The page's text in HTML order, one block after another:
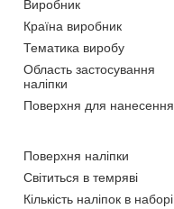
Виробник
Країна виробник
Тематика виробу
Область застосування
наліпки
Поверхня для нанесення
Поверхня наліпки
Світиться в темряві
Кількість наліпок в наборі